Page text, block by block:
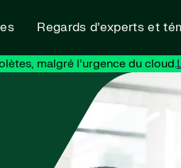
Regards d’experts et
malgré l’urgence du cloud.